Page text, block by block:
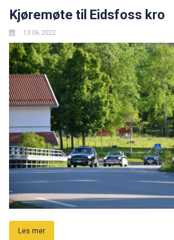
Kjøremøte til Eidsfoss kro
13.06.2022
Les mer